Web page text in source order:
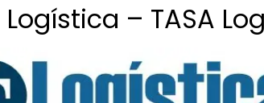
Logística – TASA